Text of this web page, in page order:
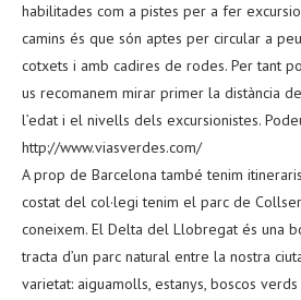
habilitades com a pistes per a fer
camins és que són aptes per circular a
cotxets i amb cadires de rodes. Per tant
us recomanem mirar primer la distància
l’edat i el nivells dels excursionistes.
http://www.viasverdes.com/
A prop de Barcelona també tenim
costat del col·legi tenim el parc de
coneixem. El Delta del Llobregat és una
tracta d’un parc natural entre la nostra
varietat: aiguamolls, estanys, boscos